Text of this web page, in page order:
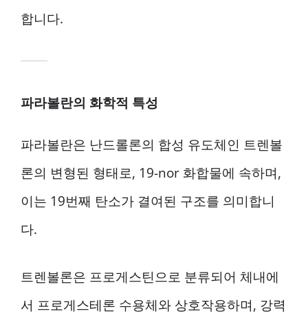
합니다.
파라볼란의 화학적 특성
파라볼란은 난드롤론의 합성 유도체인 트렌볼
론의 변형된 형태로, 19-nor 화합물에 속하며,
이는 19번째 탄소가 결여된 구조를 의미합니
다.
트렌볼론은 프로게스틴으로 분류되어 체내에
서 프로게스테론 수용체와 상호작용하며, 강력